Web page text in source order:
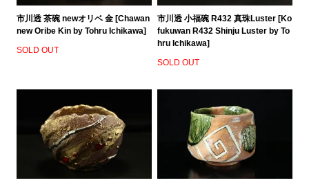
市川透 茶碗 newオリベ 金 [Chawan
new Oribe Kin by Tohru Ichikawa]
SOLD OUT
市川透 小福碗 R432 真珠Luster [Ko
fukuwan R432 Shinju Luster by To
hru Ichikawa]
SOLD OUT